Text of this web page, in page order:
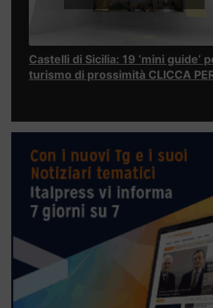
Castelli di Sicilia: 19 ‘mini guide’
turismo di prossimità CLICCA